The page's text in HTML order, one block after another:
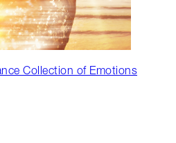
Collection of Emotions